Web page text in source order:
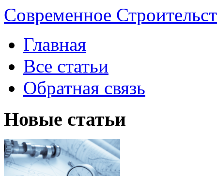
Современное
Главная
Все статьи
Обратная связь
Новые статьи